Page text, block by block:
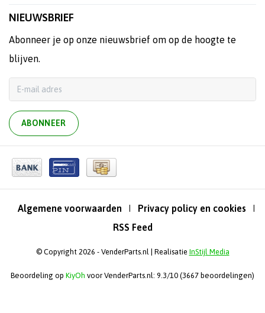
NIEUWSBRIEF
Abonneer je op onze nieuwsbrief om op de hoogte te
blijven.
ABONNEER
Algemene voorwaarden Privacy policy en cookies
RSS Feed
© Copyright 2026 - VenderParts.nl | Realisatie InStijl Media
Beoordeling op KiyOh voor VenderParts.nl: 9.3/10 (3667 beoordelingen)